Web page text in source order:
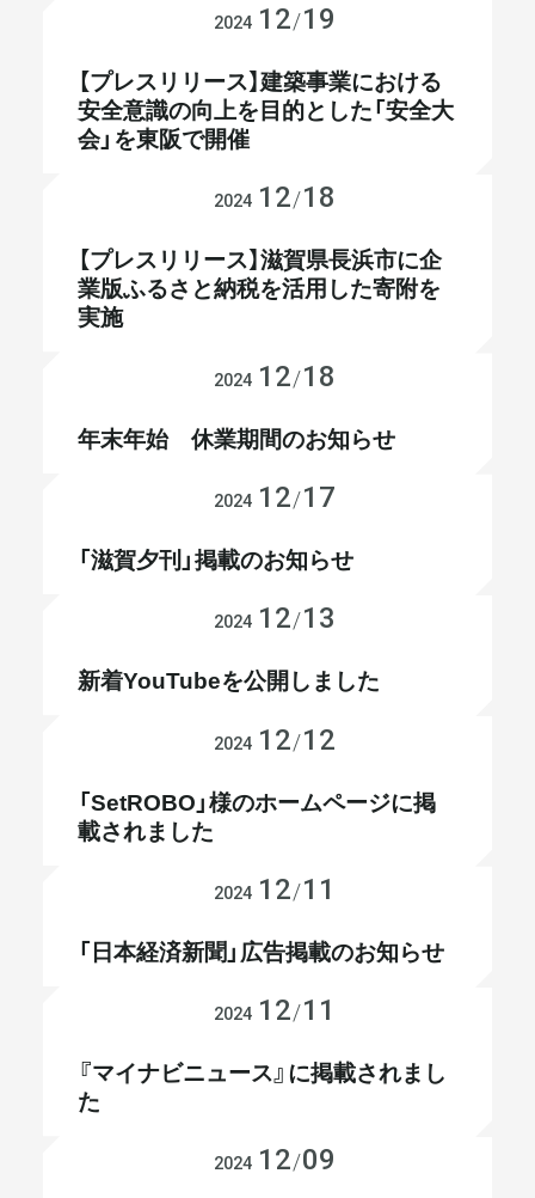
2024 12/19
【プレスリリース】建築事業における
安全意識の向上を目的とした「安全大
会」を東阪で開催
2024 12/18
【プレスリリース】滋賀県長浜市に企
業版ふるさと納税を活用した寄附を
実施
2024 12/18
年末年始 休業期間のお知らせ
2024 12/17
「滋賀夕刊」掲載のお知らせ
2024 12/13
新着YouTubeを公開しました
2024 12/12
「SetROBO」様のホームページに掲
載されました
2024 12/11
「日本経済新聞」広告掲載のお知らせ
2024 12/11
『マイナビニュース』に掲載されまし
た
2024 12/09